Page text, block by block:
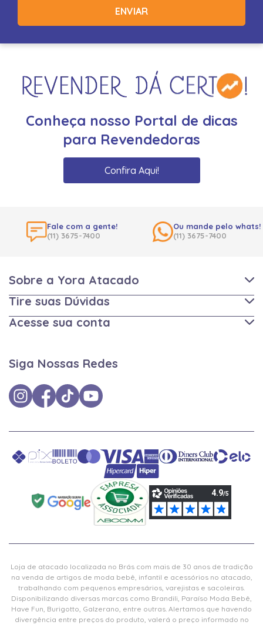
ENVIAR
Conheça nosso Portal de dicas
para Revendedoras
Confira Aqui!
Fale com a gente!
(11) 3675-7400
Ou mande pelo whats!
(11) 3675-7400
Sobre a Yora Atacado
Tire suas Dúvidas
Acesse sua conta
Siga Nossas Redes
Loja de atacado localizada no Brás com mais de 30 anos de tradição
na venda de artigos de moda bebê, infantil e acessórios no atacado,
trabalhando com pequenos empresários, varejistas e sacoleiras.
Disponibilizando diversas marcas como Brandili, Paraíso Moda Bebê,
Have Fun, Burigotto, Galzerano, entre outras. Alertamos que havendo
divergência entre preços do produto, valerá o preço informado no